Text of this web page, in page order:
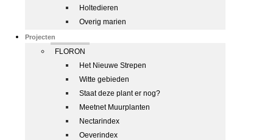
Holtedieren
Overig marien
Projecten
FLORON
Het Nieuwe Strepen
Witte gebieden
Staat deze plant er nog?
Meetnet Muurplanten
Nectarindex
Oeverindex